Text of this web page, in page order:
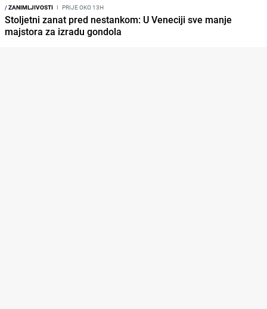
/ZANIMLJIVOSTI I PRIJE OKO 13H
Stoljetni zanat pred nestankom: U Veneciji sve manje
majstora za izradu gondola